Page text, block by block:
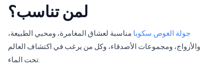
لمن تناسب؟
جولة الغوص سكوبا مناسبة لعشاق المغامرة، ومحبي الطبيعة،
والأزواج، ومجموعات الأصدقاء، وكل من يرغب في اكتشاف العالم
تحت الماء.